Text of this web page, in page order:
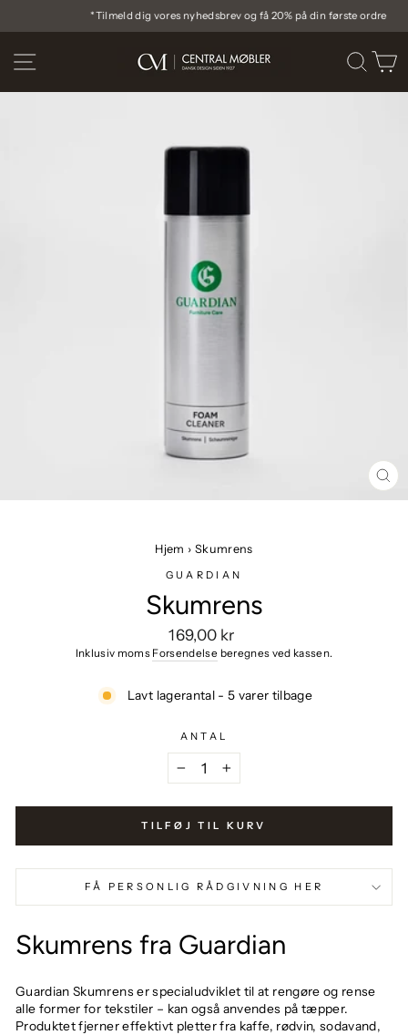
Pause
diasshow
*Tilmeld dig vores nyhedsbrev og få 20% på din første ordre
SIDE NAVIGATION SØG
Hjem › Skumrens
GUARDIAN
Skumrens
Vejlendende
pris
169,00 kr
Inklusiv moms Forsendelse beregnes ved kassen.
Lavt lagerantal - 5 varer tilbage
ANTAL
+
TILFØJ TIL KURV
FÅ PERSONLIG RÅDGIVNING HER
Skumrens fra Guardian
Guardian Skumrens er specialudviklet til at rengøre og rense
alle former for tekstiler – kan også anvendes på tæpper.
Produktet fjerner effektivt pletter fra kaffe, rødvin, sodavand,